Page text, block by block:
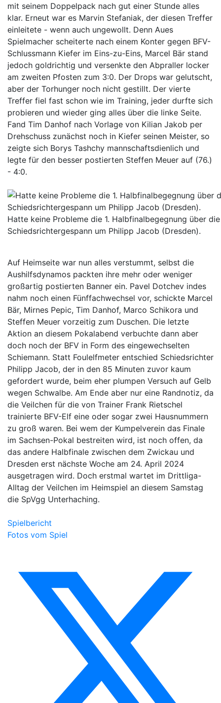
mit seinem Doppelpack nach gut einer Stunde alles
klar. Erneut war es Marvin Stefaniak, der diesen Treffer
einleitete - wenn auch ungewollt. Denn Aues
Spielmacher scheiterte nach einem Konter gegen BFV-
Schlussmann Kiefer im Eins-zu-Eins, Marcel Bär stand
jedoch goldrichtig und versenkte den Abpraller locker
am zweiten Pfosten zum 3:0. Der Drops war gelutscht,
aber der Torhunger noch nicht gestillt. Der vierte
Treffer fiel fast schon wie im Training, jeder durfte sich
probieren und wieder ging alles über die linke Seite.
Fand Tim Danhof nach Vorlage von Kilian Jakob per
Drehschuss zunächst noch in Kiefer seinen Meister, so
zeigte sich Borys Tashchy mannschaftsdienlich und
legte für den besser postierten Steffen Meuer auf (76.)
- 4:0.
Hatte keine Probleme die 1. Halbfinalbegegnung über
Schiedsrichtergespann um Philipp Jacob (Dresden).
Auf Heimseite war nun alles verstummt, selbst die
Aushilfsdynamos packten ihre mehr oder weniger
großartig postierten Banner ein. Pavel Dotchev indes
nahm noch einen Fünffachwechsel vor, schickte Marcel
Bär, Mirnes Pepic, Tim Danhof, Marco Schikora und
Steffen Meuer vorzeitig zum Duschen. Die letzte
Aktion an diesem Pokalabend verbuchte dann aber
doch noch der BFV in Form des eingewechselten
Schiemann. Statt Foulelfmeter entschied Schiedsrichter
Philipp Jacob, der in den 85 Minuten zuvor kaum
gefordert wurde, beim eher plumpen Versuch auf Gelb
wegen Schwalbe. Am Ende aber nur eine Randnotiz, da
die Veilchen für die von Trainer Frank Rietschel
trainierte BFV-Elf eine oder sogar zwei Hausnummern
zu groß waren. Bei wem der Kumpelverein das Finale
im Sachsen-Pokal bestreiten wird, ist noch offen, da
das andere Halbfinale zwischen dem Zwickau und
Dresden erst nächste Woche am 24. April 2024
ausgetragen wird. Doch erstmal wartet im Drittliga-
Alltag der Veilchen im Heimspiel an diesem Samstag
die SpVgg Unterhaching.
Spielbericht
Fotos vom Spiel